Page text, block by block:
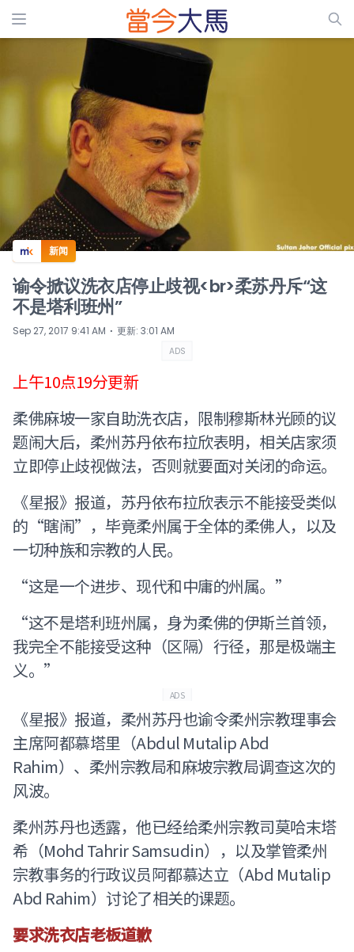
ADS
新闻
谕令掀议洗衣店停止歧视<br>柔苏丹斥“这
不是塔利班州”
Sep 27, 2017 9:41 AM ⋅ 更新: 3:01 AM
ADS
上午10点19分更新
柔佛麻坡一家自助洗衣店，限制穆斯林光顾的议
题闹大后，柔州苏丹依布拉欣表明，相关店家须
立即停止歧视做法，否则就要面对关闭的命运。
《星报》报道，苏丹依布拉欣表示不能接受类似
的“瞎闹”，毕竟柔州属于全体的柔佛人，以及
一切种族和宗教的人民。
“这是一个进步、现代和中庸的州属。”
“这不是塔利班州属，身为柔佛的伊斯兰首领，
我完全不能接受这种（区隔）行径，那是极端主
义。”
ADS
《星报》报道，柔州苏丹也谕令柔州宗教理事会
主席阿都慕塔里（Abdul Mutalip Abd
Rahim）、柔州宗教局和麻坡宗教局调查这次的
风波。
柔州苏丹也透露，他已经给柔州宗教司莫哈末塔
希（Mohd Tahrir Samsudin），以及掌管柔州
宗教事务的行政议员阿都慕达立（Abd Mutalip
Abd Rahim）讨论了相关的课题。
要求洗衣店老板道歉